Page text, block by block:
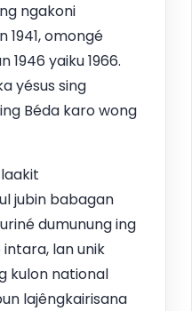
ngakoni
1941, omongé
1946 yaiku 1966.
yésus sing
Béda karo wong
jubin babagan
dumunung ing
lan unik
kulon national
lajêngkairisana